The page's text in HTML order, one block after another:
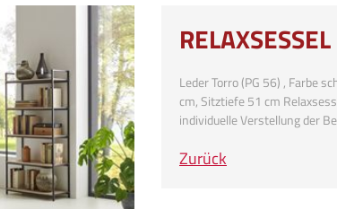
RELAXSESSEL
Leder Torro (PG 56) , Farbe
cm, Sitztiefe 51 cm
individuelle Verstellung der
Zurück